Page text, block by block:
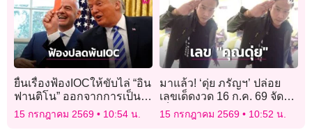
ยื่นเรื่องฟ้องIOCให้ขับไล่ “อิน
ฟานติโน” ออกจากการเป็น
สมาชิก
15 กรกฎาคม 2569 10:54 น.
มาแล้ว! ‘ดุ่ย ภรัญฯ’ ปล่อย
เลขเด็ดงวด 16 ก.ค. 69 จัด
เต็มเลข 2 ตัว-3 ตัว คอหวยไม่
พลาดส่องลุ้นโชค
15 กรกฎาคม 2569 10:52 น.